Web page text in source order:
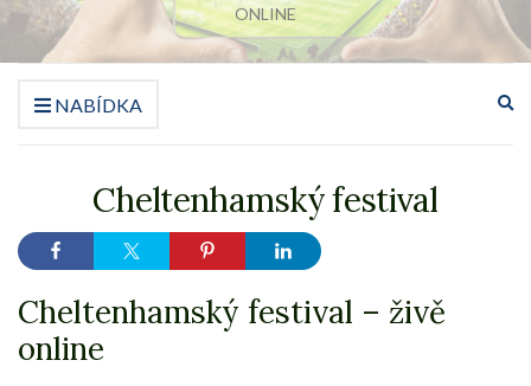
ONLINE
NABÍDKA
Cheltenhamský festival
Cheltenhamský festival – živě
online